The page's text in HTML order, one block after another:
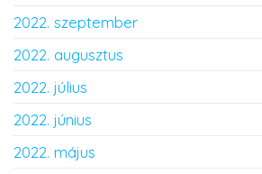
2022. szeptember
2022. augusztus
2022. július
2022. június
2022. május